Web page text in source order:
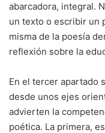
abarcadora, integral.
un texto o escribir un
misma de la poesía
reflexión sobre la
En el tercer apartado
desde unos ejes
advierten la
poética. La primera,